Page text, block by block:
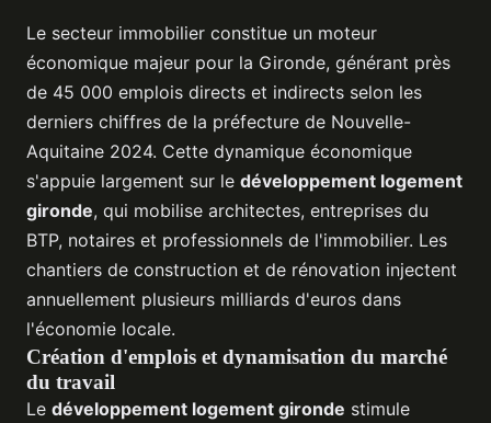
Le secteur immobilier constitue un moteur
économique majeur pour la Gironde, générant près
de 45 000 emplois directs et indirects selon les
derniers chiffres de la préfecture de Nouvelle-
Aquitaine 2024. Cette dynamique économique
s'appuie largement sur le développement logement
gironde, qui mobilise architectes, entreprises du
BTP, notaires et professionnels de l'immobilier. Les
chantiers de construction et de rénovation injectent
annuellement plusieurs milliards d'euros dans
l'économie locale.
Création d'emplois et dynamisation du marché
du travail
Le développement logement gironde stimule